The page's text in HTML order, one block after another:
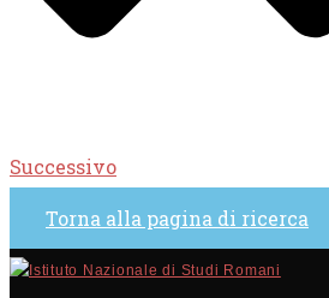
Successivo
Torna alla pagina di ricerca